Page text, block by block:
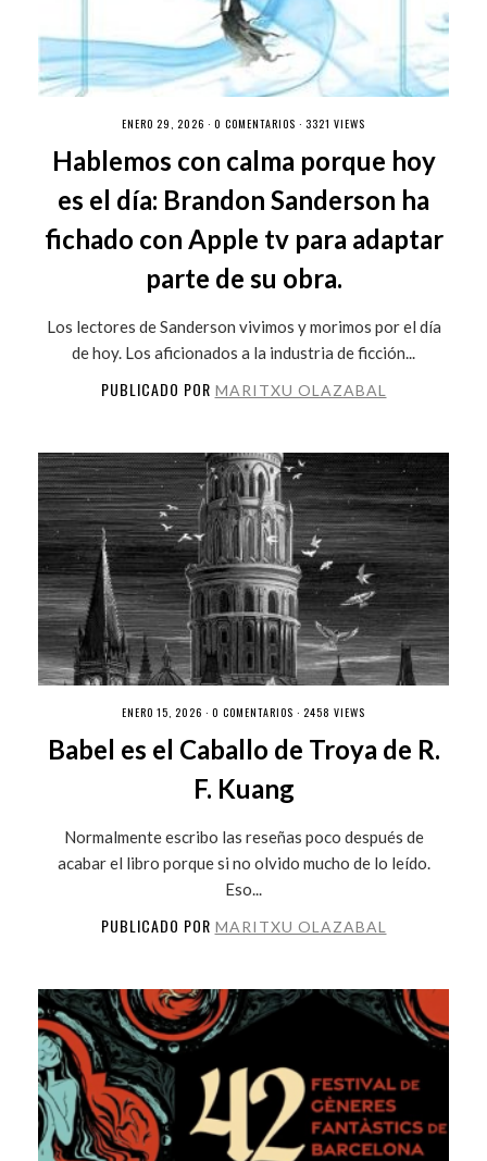
ENERO 29, 2026 · 0 COMENTARIOS · 3321 VIEWS
Hablemos con calma porque hoy
es el día: Brandon Sanderson ha
fichado con Apple tv para adaptar
parte de su obra.
Los lectores de Sanderson vivimos y morimos por el día
de hoy. Los aficionados a la industria de ficción...
PUBLICADO POR MARITXU OLAZABAL
ENERO 15, 2026 · 0 COMENTARIOS · 2458 VIEWS
Babel es el Caballo de Troya de R.
F. Kuang
Normalmente escribo las reseñas poco después de
acabar el libro porque si no olvido mucho de lo leído.
Eso...
PUBLICADO POR MARITXU OLAZABAL